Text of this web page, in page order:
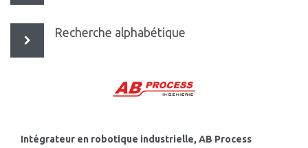
Recherche alphabétique
Intégrateur en robotique industrielle, AB Process